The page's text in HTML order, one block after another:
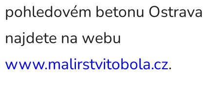
pohledovém betonu Ostrava
najdete na webu
www.malirstvitobola.cz.